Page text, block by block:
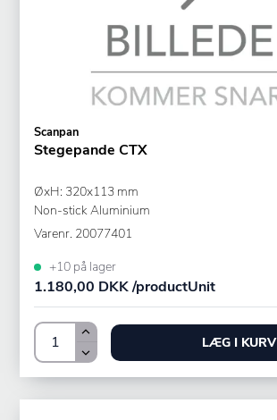
Scanpan
Stegepande CTX
ØxH: 320x113 mm
Non-stick Aluminium
Varenr. 20077401
+10 på lager
1.180,00 DKK /productUnit
LÆG I KURV